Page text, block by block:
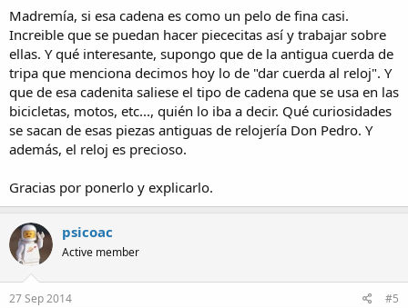
Madremía, si esa cadena es como un pelo de fina casi.
Increible que se puedan hacer piececitas así y trabajar sobre
ellas. Y qué interesante, supongo que de la antigua cuerda de
tripa que menciona decimos hoy lo de "dar cuerda al reloj". Y
que de esa cadenita saliese el tipo de cadena que se usa en las
bicicletas, motos, etc..., quién lo iba a decir. Qué curiosidades
se sacan de esas piezas antiguas de relojería Don Pedro. Y
además, el reloj es precioso.
Gracias por ponerlo y explicarlo.
psicoac
Active member
27 Sep 2014 #5